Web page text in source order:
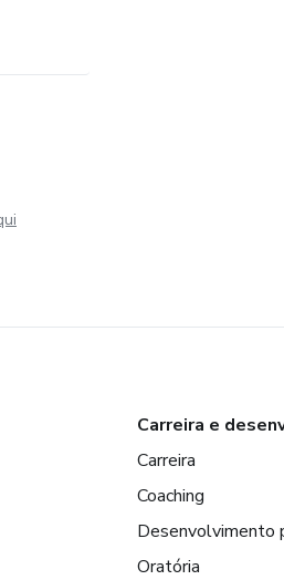
Carreira e
Carreira
Coaching
Desenvolvimento
Oratória